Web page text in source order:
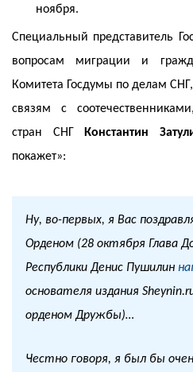
ноября.
Специальный представитель
вопросам миграции и
Комитета Госдумы по делам
связям с
стран СНГ
Константин
покажет»:
Ну, во-первых, я Вас
Орденом (28 октября Глава
Республики Денис Пушилин
основателя издания
орденом Дружбы)…
Честно говоря, я был бы